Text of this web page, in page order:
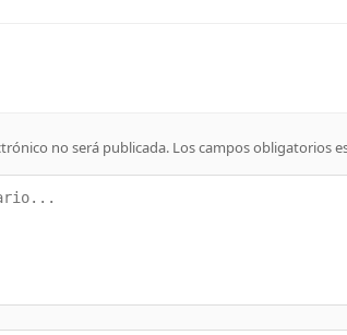
no será publicada. Los campos obligatorios